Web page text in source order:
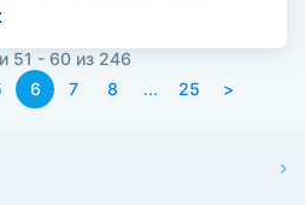
51 - 60 из 246
6 7 8 ... 25 >